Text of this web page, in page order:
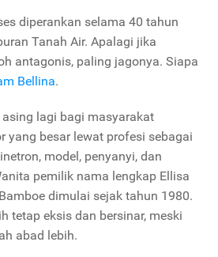
diperankan selama 40 tahun
Tanah Air. Apalagi jika
antagonis, paling jagonya. Siapa
Bellina.
lagi bagi masyarakat
yang besar lewat profesi sebagai
model, penyanyi, dan
pemilik nama lengkap Ellisa
dimulai sejak tahun 1980.
tetap eksis dan bersinar, meski
abad lebih.